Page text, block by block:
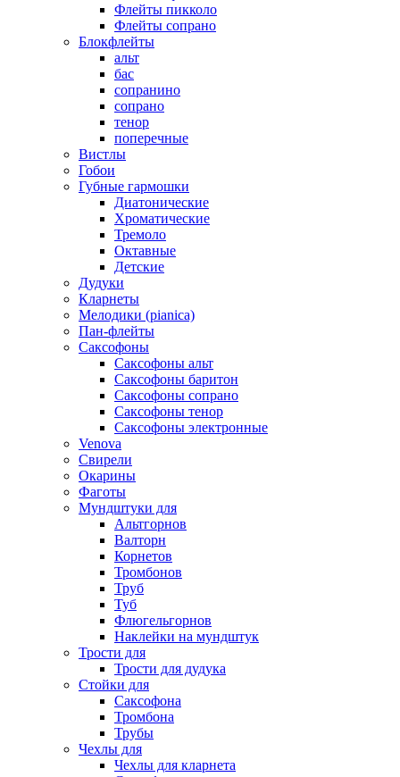
Флейты пикколо
Флейты сопрано
Блокфлейты
альт
бас
сопранино
сопрано
тенор
поперечные
Вистлы
Гобои
Губные гармошки
Диатонические
Хроматические
Тремоло
Октавные
Детские
Дудуки
Кларнеты
Мелодики (pianica)
Пан-флейты
Саксофоны
Саксофоны альт
Саксофоны баритон
Саксофоны сопрано
Саксофоны тенор
Саксофоны электронные
Venova
Свирели
Окарины
Фаготы
Мундштуки для
Альтгорнов
Валторн
Корнетов
Тромбонов
Труб
Туб
Флюгельгорнов
Наклейки на мундштук
Трости для
Трости для дудука
Стойки для
Саксофона
Тромбона
Трубы
Чехлы для
Чехлы для кларнета